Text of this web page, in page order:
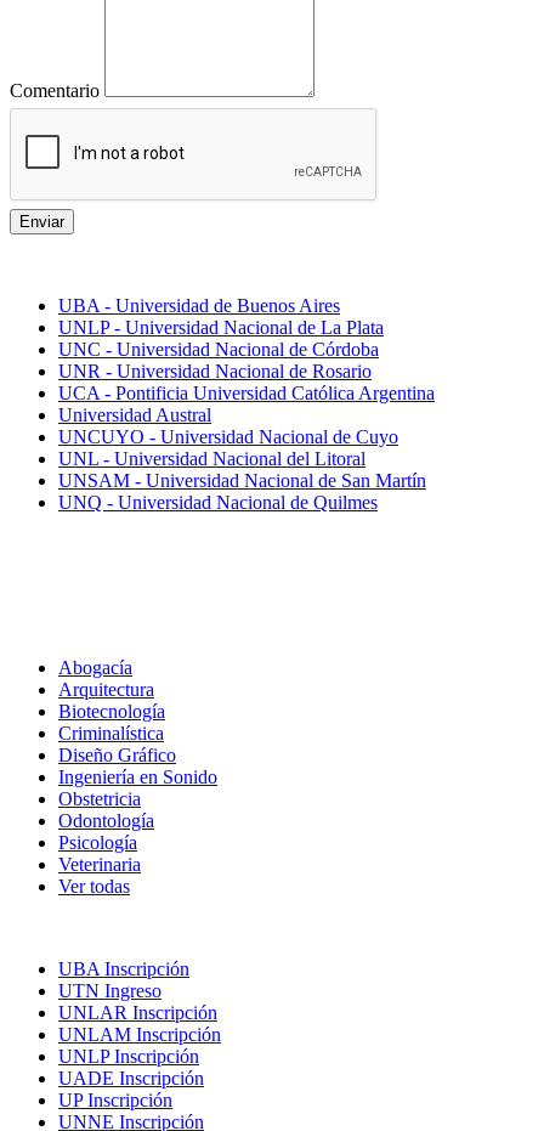
Comentario
Enviar
UBA - Universidad de Buenos Aires
UNLP - Universidad Nacional de La Plata
UNC - Universidad Nacional de Córdoba
UNR - Universidad Nacional de Rosario
UCA - Pontificia Universidad Católica Argentina
Universidad Austral
UNCUYO - Universidad Nacional de Cuyo
UNL - Universidad Nacional del Litoral
UNSAM - Universidad Nacional de San Martín
UNQ - Universidad Nacional de Quilmes
Abogacía
Arquitectura
Biotecnología
Criminalística
Diseño Gráfico
Ingeniería en Sonido
Obstetricia
Odontología
Psicología
Veterinaria
Ver todas
UBA Inscripción
UTN Ingreso
UNLAR Inscripción
UNLAM Inscripción
UNLP Inscripción
UADE Inscripción
UP Inscripción
UNNE Inscripción